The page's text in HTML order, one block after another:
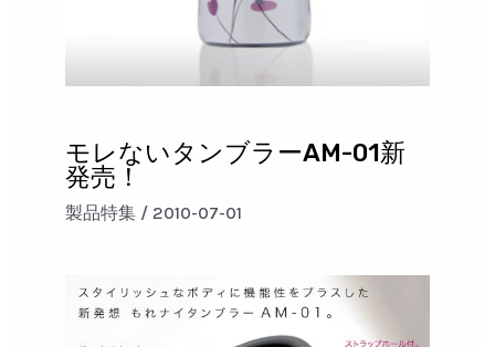
モレないタンブラーAM-01新
発売！
製品特集 / 2010-07-01